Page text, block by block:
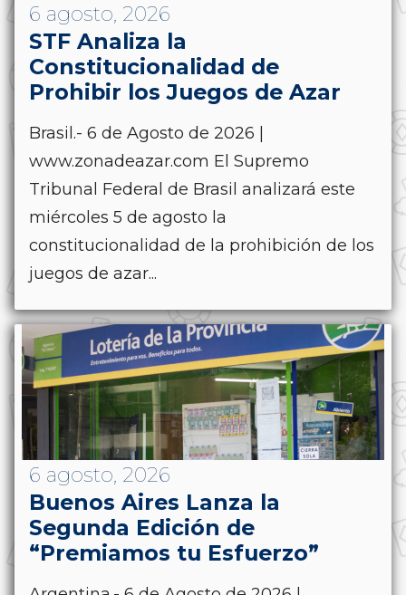
6 agosto, 2026
STF Analiza la
Constitucionalidad de
Prohibir los Juegos de Azar
Brasil.- 6 de Agosto de 2026 |
www.zonadeazar.com El Supremo
Tribunal Federal de Brasil analizará este
miércoles 5 de agosto la
constitucionalidad de la prohibición de los
juegos de azar...
6 agosto, 2026
Buenos Aires Lanza la
Segunda Edición de
“Premiamos tu Esfuerzo”